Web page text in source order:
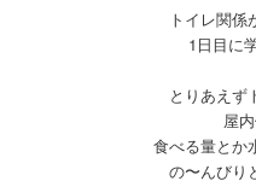
トイレ関係
1日目に
とりあえず
屋
食べる量とか
の〜んびり